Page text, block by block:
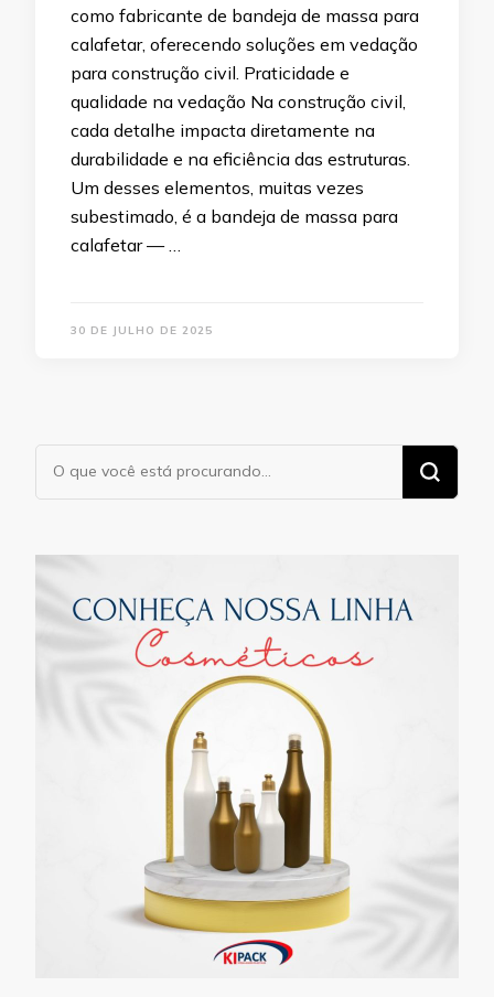
como fabricante de bandeja de massa para
calafetar, oferecendo soluções em vedação
para construção civil. Praticidade e
qualidade na vedação Na construção civil,
cada detalhe impacta diretamente na
durabilidade e na eficiência das estruturas.
Um desses elementos, muitas vezes
subestimado, é a bandeja de massa para
calafetar — …
30 DE JULHO DE 2025
Procurando
algo?